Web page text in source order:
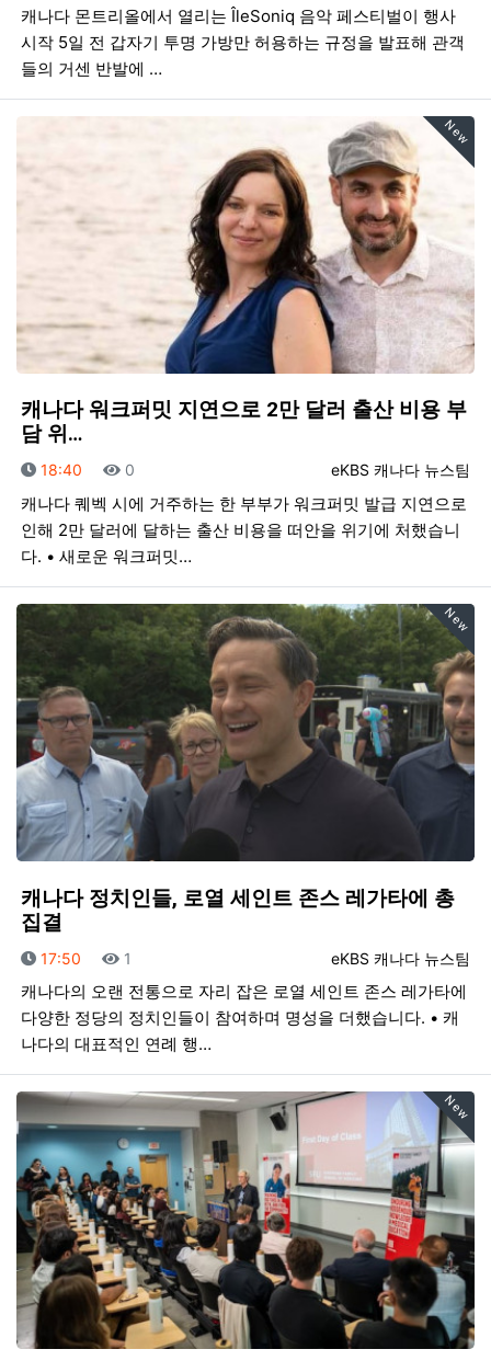
캐나다 몬트리올에서 열리는 ÎleSoniq 음악 페스티벌이 행사
시작 5일 전 갑자기 투명 가방만 허용하는 규정을 발표해 관객
들의 거센 반발에 …
New
캐나다 워크퍼밋 지연으로 2만 달러 출산 비용 부
담 위…
등록자
eKBS 캐나다 뉴스팀
등록일
18:40 조회
0
캐나다 퀘벡 시에 거주하는 한 부부가 워크퍼밋 발급 지연으로
인해 2만 달러에 달하는 출산 비용을 떠안을 위기에 처했습니
다. • 새로운 워크퍼밋…
New
캐나다 정치인들, 로열 세인트 존스 레가타에 총
집결
등록자
eKBS 캐나다 뉴스팀
등록일
17:50 조회
1
캐나다의 오랜 전통으로 자리 잡은 로열 세인트 존스 레가타에
다양한 정당의 정치인들이 참여하며 명성을 더했습니다. • 캐
나다의 대표적인 연례 행…
New